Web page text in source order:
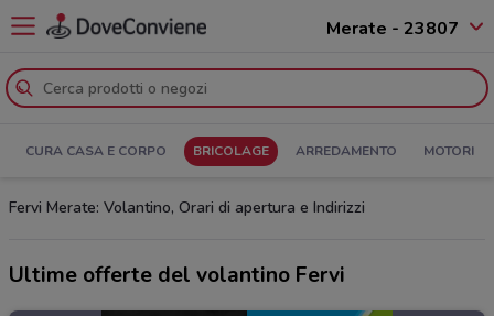
Merate - 23807
CURA CASA E CORPO BRICOLAGE ARREDAMENTO MOTORI
Fervi Merate: Volantino, Orari di apertura e Indirizzi
Ultime offerte del volantino Fervi